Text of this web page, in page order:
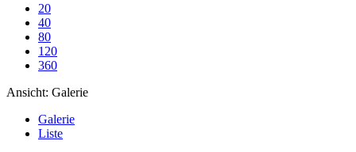
20
40
80
120
360
Ansicht: Galerie
Galerie
Liste